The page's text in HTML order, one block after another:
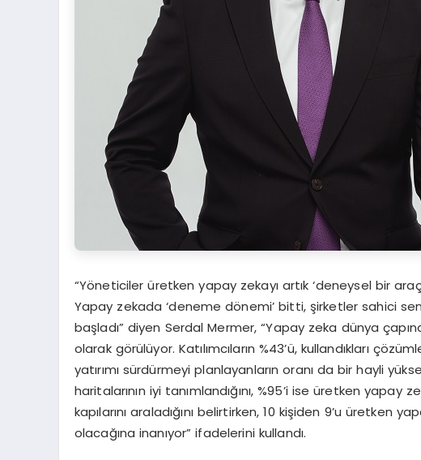
“Yöneticiler üretken yapay zekayı artık ‘deneysel bir
Yapay zekada ‘deneme dönemi’ bitti, şirketler sahici
başladı” diyen Serdal Mermer, “Yapay zeka dünya
olarak görülüyor. Katılımcıların %43’ü, kullandıkları
yatırımı sürdürmeyi planlayanların oranı da bir hayli
haritalarının iyi tanımlandığını, %95’i ise üretken yapay
kapılarını araladığını belirtirken, 10 kişiden 9’u üretken
olacağına inanıyor” ifadelerini kullandı.